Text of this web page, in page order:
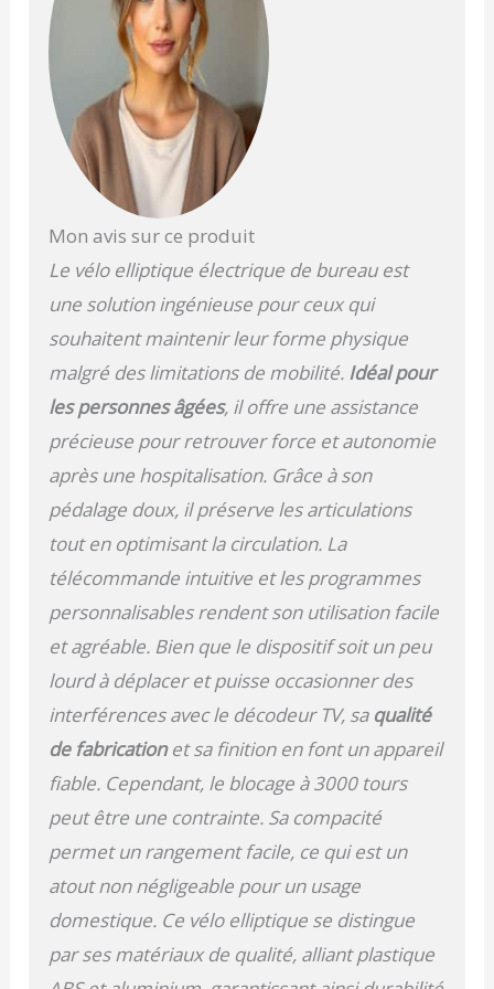
récupération et les
employés de bureau
sédentaires! 【MODE
AUTOMATIQUE ET
MANUEL 】Leg exercise
machine offers 2
different modes "Auto
Mode" and "Manual
machine change
automatiquement le
sens et la vitesse de
rotation dans les 30
minutes. En mode
manuel (HR), vous
pouvez changer la
vitesse et le sens de
rotation que vous
minutes -- La pédale
tourne vers l'avant ou
niveaux de vitesse (01-
05) à choisir, allant de
1,5KM/h à 5,7KM/h.
【PÉDALE
ANTIDÉRAPANTE】
L'absorption des chocs
et les pédales
antidérapantes avec
peuvent favoriser la
circulation sanguine
et améliorer la flexibilité
des articulations. Sa
mouvement circulaire
soulage efficacement
l'impact de l'articulation
du genou et protège les
Mon avis sur ce produit
Le vélo elliptique électrique de bureau est
une solution ingénieuse pour ceux qui
souhaitent maintenir leur forme physique
malgré des limitations de mobilité. Idéal pour
les personnes âgées, il offre une assistance
précieuse pour retrouver force et autonomie
après une hospitalisation. Grâce à son
pédalage doux, il préserve les articulations
tout en optimisant la circulation. La
télécommande intuitive et les programmes
personnalisables rendent son utilisation facile
et agréable. Bien que le dispositif soit un peu
lourd à déplacer et puisse occasionner des
interférences avec le décodeur TV, sa qualité
de fabricationet sa finition en font un appareil
fiable. Cependant, le blocage à 3000 tours
peut être une contrainte. Sa compacité
permet un rangement facile, ce qui est un
atout non négligeable pour un usage
domestique. Ce vélo elliptique se distingue
par ses matériaux de qualité, alliant plastique